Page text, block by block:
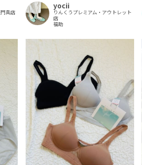
真店
yocii
りんくうプレミアム・アウトレット
店
福助